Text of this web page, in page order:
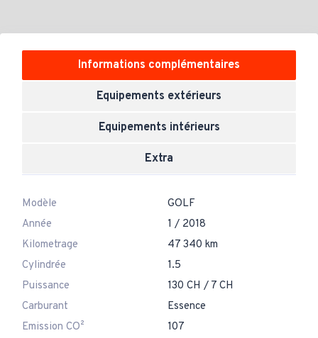
Informations complémentaires
Equipements extérieurs
Equipements intérieurs
Extra
Modèle
GOLF
Année
1 / 2018
Kilometrage
47 340 km
Cylindrée
1.5
Puissance
130 CH / 7 CH
Carburant
Essence
Emission CO²
107